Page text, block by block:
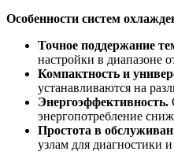
Особенности систем
Точное поддержание
настройки в диапазоне
Компактность и
устанавливаются на
Энергоэффективность.
энергопотребление
Простота в
узлам для диагностики